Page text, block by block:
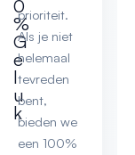
0
%
G
e
l
u
k
prioriteit.
Als je niet
helemaal
tevreden
bent,
bieden we
een 100%